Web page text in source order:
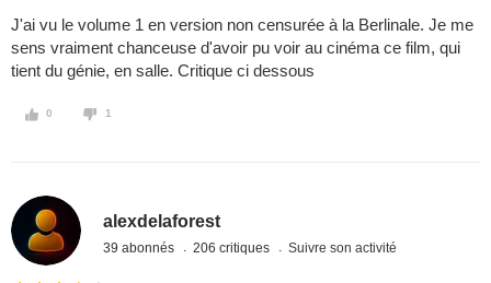
J'ai vu le volume 1 en version non censurée à la Berlinale. Je me
sens vraiment chanceuse d'avoir pu voir au cinéma ce film, qui
tient du génie, en salle. Critique ci dessous
0 1
alexdelaforest
39 abonnés 206 critiques Suivre son activité